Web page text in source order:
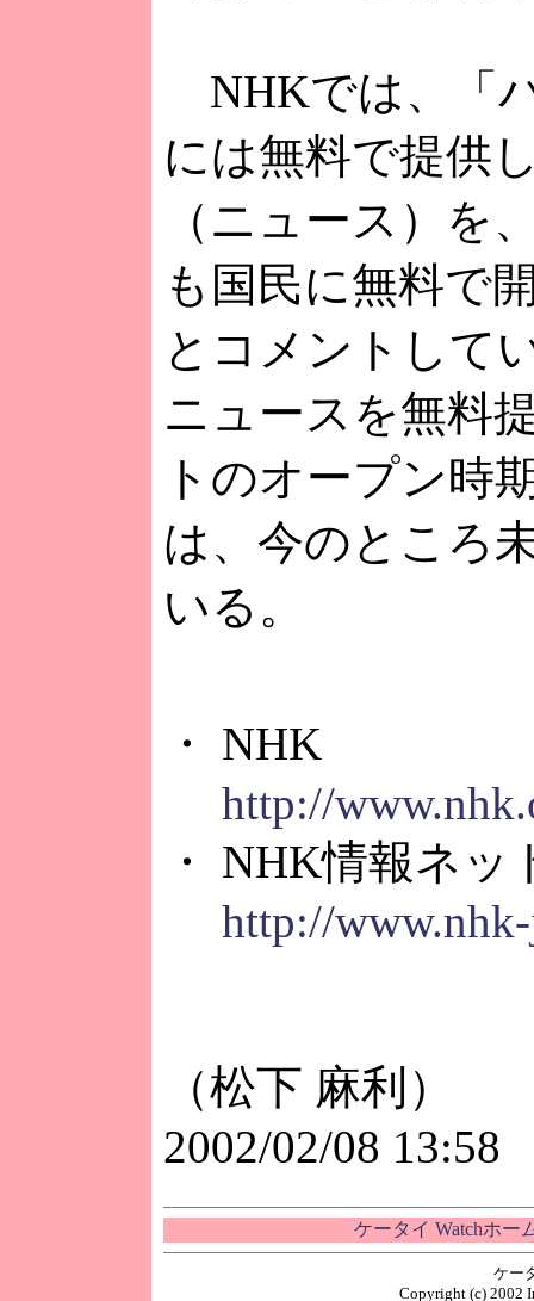
NHKでは、「
には無料で提供
（ニュース）を
も国民に無料で
とコメントして
ニュースを無料
トのオープン時
は、今のところ
いる。
・ NHK
http://
・ NHK情報ネッ
http://
（松下 麻利）
2002/02/08 13:58
ケータイ Watchホー
ケー
Copyright (c) 2002